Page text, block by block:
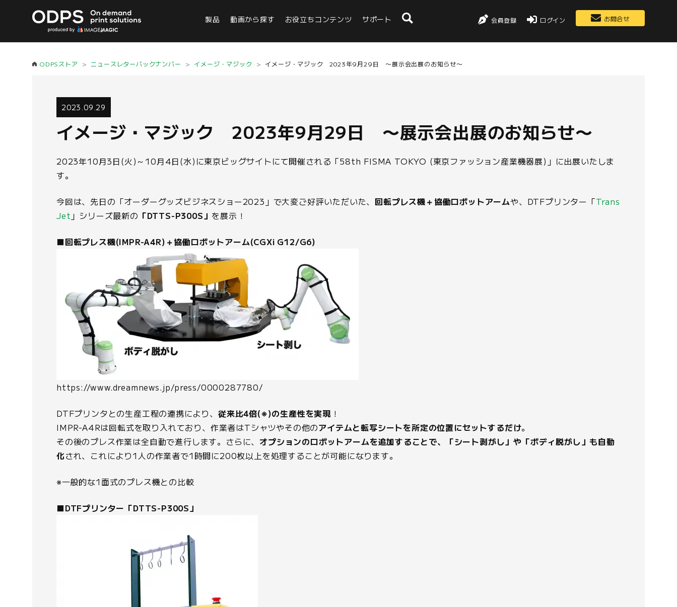
製品 動画から探す お役立ちコンテンツ サポート 会員登録 ログイン お問合せ
ODPSストア ニュースレターバックナンバー イメージ・マジック イメージ・マジック 2023年9月29日 〜展示会出展のお知らせ〜
2023.09.29
イメージ・マジック 2023年9月29日 〜展示会出展のお知らせ〜
2023年10月3日(火)～10月4日(水)に東京ビッグサイトにて開催される「58th FISMA TOKYO (東京ファッション産業機器展)」に出展いたしま
す。
今回は、先日の「オーダーグッズビジネスショー2023」で大変ご好評いただいた、 回転プレス機＋協働ロボットアームや、DTFプリンター「Trans
Jet 」シリーズ最新の 「DTTS-P300S」 を展示！
■回転プレス機(IMPR-A4R)＋協働ロボットアーム(CGXi G12/G6)
https://www.dreamnews.jp/press/0000287780/
DTFプリンタとの生産工程の連携により、従来比4倍(※)の生産性を実現 ！
IMPR-A4Rは回転式を取り入れており、作業者はTシャツやその他のアイテムと転写シートを所定の位置にセットするだけ。
その後のプレス作業は全自動で進行します。さらに、 オプションのロボットアームを追加することで、「シート剥がし」や「ボディ脱がし」も自動
化され、これにより1人の作業者で1時間に200枚以上を処理することが可能になります。
※一般的な1面式のプレス機との比較
■DTFプリンター「DTTS-P300S」